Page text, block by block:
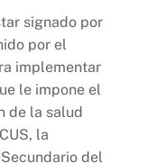
signado por
por el
implementar
le impone el
de la salud
la
del